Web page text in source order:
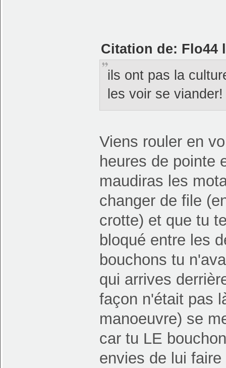
Citation de: Flo44
ils ont pas la
les voir se
Viens rouler en
heures de pointe
maudiras les
changer de file
crotte) et que tu
bloqué entre les
bouchons tu
qui arrives
façon n'était pas
manoeuvre) se
car tu LE
envies de lui